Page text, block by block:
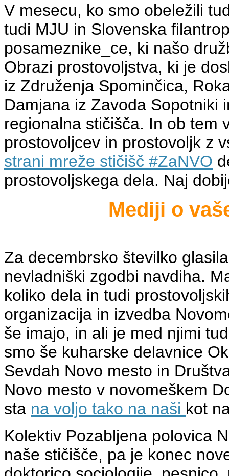
V mesecu, ko smo obeležili
tudi MJU in Slovenska
posameznike_ce, ki našo
Obrazi prostovoljstva, ki je
iz Združenja Spominčica,
Damjana iz Zavoda Sopotniki
regionalna stičišča. In ob tem
prostovoljcev in prostovoljk z
strani mreže stičišč #ZaNVO
prostovoljskega dela. Naj
Mediji o
Za decembrsko številko
nevladniški zgodbi navdiha.
koliko dela in tudi
organizacija in izvedba
še imajo, in ali je med njimi
smo še kuharske delavnice
Sevdah Novo mesto in
Novo mesto v novomeškem
sta na voljo tako na naši kot
Kolektiv Pozabljena polovica
naše stičišče, pa je konec